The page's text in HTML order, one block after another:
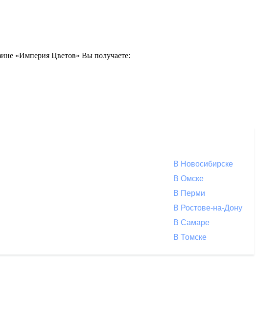
«Империя Цветов» Вы получаете:
В Новосибирске
В Омске
В Перми
В Ростове-на-Дону
В Самаре
В Томске